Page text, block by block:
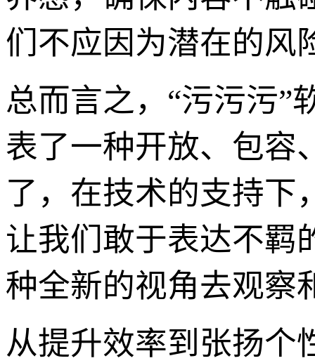
们不应因为潜在的风
总而言之，“污污污”
表了一种开放、包容
了，在技术的支持下
让我们敢于表达不羁
种全新的视角去观察
从提升效率到张扬个